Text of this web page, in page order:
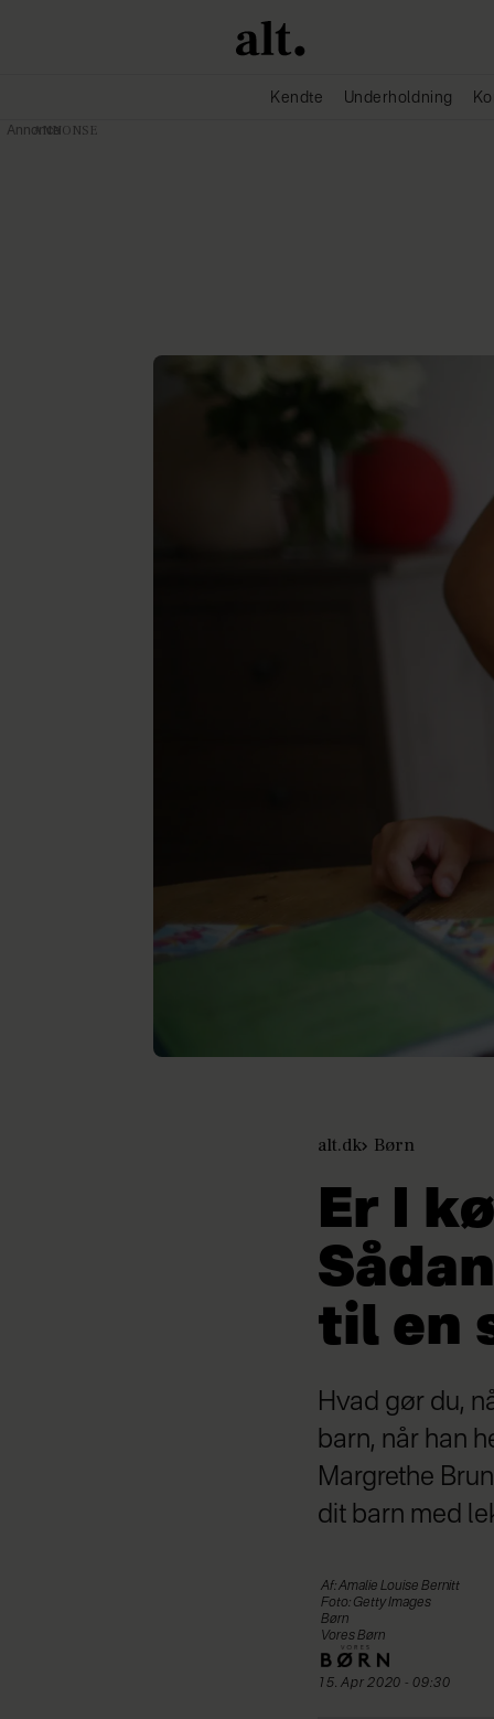
Kendte Underholdning
alt.dk Børn
Er I
til en
Hvad gør du,
barn, når han
Margrethe
dit barn med
Af: Amalie Louise Bernitt
Foto: Getty Images
Børn
Vores Børn
15. Apr 2020 - 09:30
Annonce